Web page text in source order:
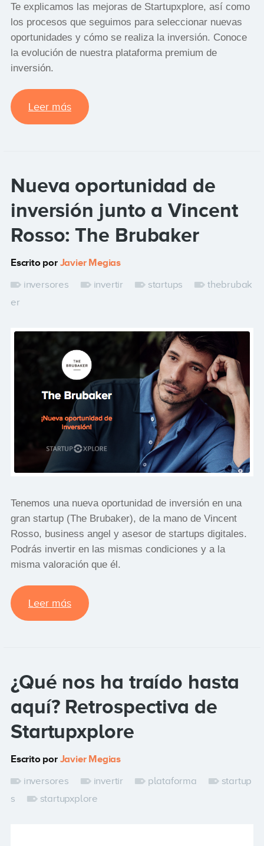
Te explicamos las mejoras de Startupxplore, así como
los procesos que seguimos para seleccionar nuevas
oportunidades y cómo se realiza la inversión. Conoce
la evolución de nuestra plataforma premium de
inversión.
Leer más
Nueva oportunidad de
inversión junto a Vincent
Rosso: The Brubaker
Escrito por Javier Megias
inversores
invertir startups
thebrubak
er
Tenemos una nueva oportunidad de inversión en una
gran startup (The Brubaker), de la mano de Vincent
Rosso, business angel y asesor de startups digitales.
Podrás invertir en las mismas condiciones y a la
misma valoración que él.
Leer más
¿Qué nos ha traído hasta
aquí? Retrospectiva de
Startupxplore
Escrito por Javier Megias
inversores
invertir plataforma
startup
s
startupxplore